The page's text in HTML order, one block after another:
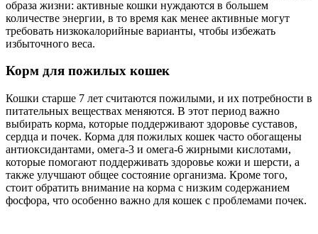
образа жизни: активные кошки нуждаются в большем
количестве энергии, в то время как менее активные могут
требовать низкокалорийные варианты, чтобы избежать
избыточного веса.
Корм для пожилых кошек
Кошки старше 7 лет считаются пожилыми, и их потребности в
питательных веществах меняются. В этот период важно
выбирать корма, которые поддерживают здоровье суставов,
сердца и почек. Корма для пожилых кошек часто обогащены
антиоксидантами, омега-3 и омега-6 жирными кислотами,
которые помогают поддерживать здоровье кожи и шерсти, а
также улучшают общее состояние организма. Кроме того,
стоит обратить внимание на корма с низким содержанием
фосфора, что особенно важно для кошек с проблемами почек.